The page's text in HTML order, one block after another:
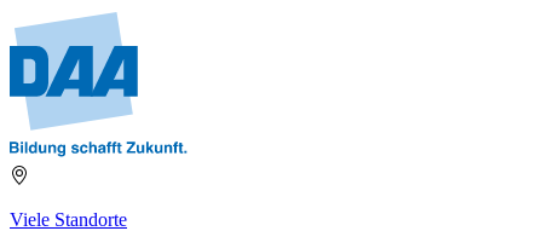
Viele Standorte